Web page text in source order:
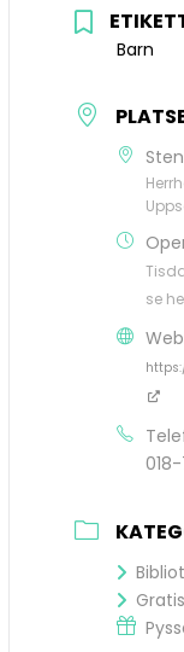
Barn
se